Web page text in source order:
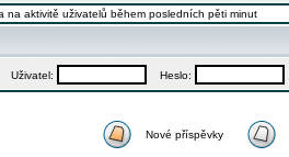
na aktivitě uživatelů během posledních pěti minut
Uživatel: Heslo:
Nové příspěvky